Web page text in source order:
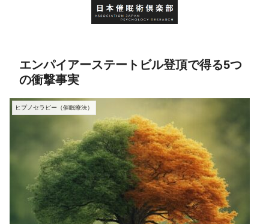
エンパイアーステートビル登頂で得る5つ
の衝撃事実
ヒプノセラピー（催眠療法）